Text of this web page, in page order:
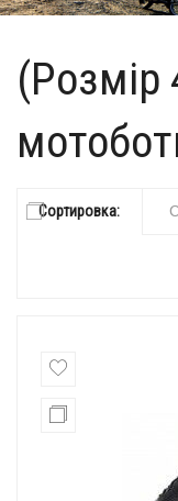
(Розмір
Сортировка: